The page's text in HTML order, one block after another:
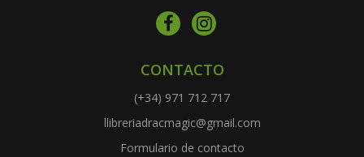
CONTACTO
(+34) 971 712 717
llibreriadracmagic@gmail.com
Formulario de contacto